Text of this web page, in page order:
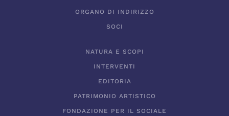
ORGANO DI INDIRIZZO
SOCI
NATURA E SCOPI
INTERVENTI
EDITORIA
PATRIMONIO ARTISTICO
FONDAZIONE PER IL SOCIALE